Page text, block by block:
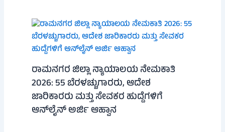
ರಾಮನಗರ ಜಿಲ್ಲಾ ನ್ಯಾಯಾಲಯ ನೇಮಕಾತಿ
2026: 55 ಬೆರಳಚ್ಚುಗಾರರು, ಆದೇಶ
ಜಾರಿಕಾರರು ಮತ್ತು ಸೇವಕರ ಹುದ್ದೆಗಳಿಗೆ
ಆನ್‌ಲೈನ್ ಅರ್ಜಿ ಆಹ್ವಾನ